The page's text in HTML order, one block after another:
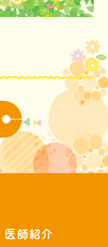
医師紹介